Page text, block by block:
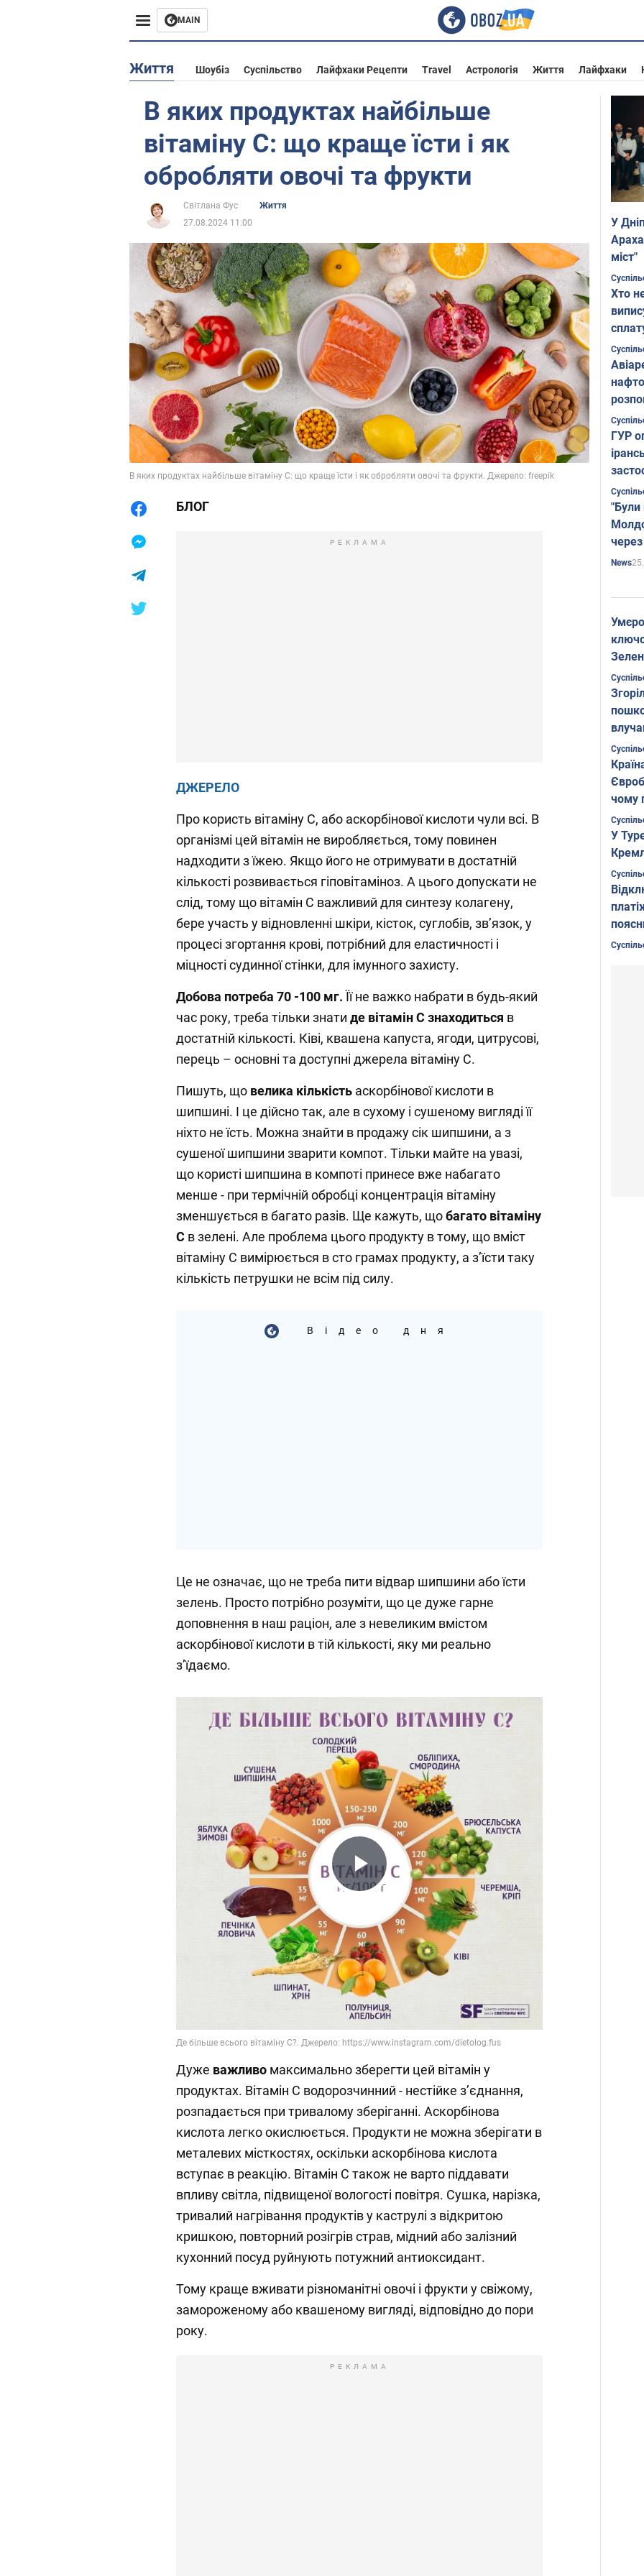
MAIN
Азія
Африка
Життя
Життя Шоубіз Суспільство Лайфхаки Рецепти Travel Астрологія Життя Лайфхаки
В яких продуктах найбільше
вітаміну С: що краще їсти і як
обробляти овочі та фрукти
Світлана Фус
Життя
27.08.2024 11:00
В яких продуктах найбільше вітаміну С: що краще їсти і як обробляти овочі та фрукти. Джерело: freepik
БЛОГ
РЕКЛАМА
ДЖЕРЕЛО
Про користь вітаміну С, або аскорбінової кислоти чули всі. В
організмі цей вітамін не виробляється, тому повинен
надходити з їжею. Якщо його не отримувати в достатній
кількості розвивається гіповітаміноз. А цього допускати не
слід, тому що вітамін С важливий для синтезу колагену,
бере участь у відновленні шкіри, кісток, суглобів, зв’язок, у
процесі згортання крові, потрібний для еластичності і
міцності судинної стінки, для імунного захисту.
Добова потреба 70 -100 мг. Її не важко набрати в будь-який
час року, треба тільки знати де вітамін С знаходиться в
достатній кількості. Ківі, квашена капуста, ягоди, цитрусові,
перець – основні та доступні джерела вітаміну С.
Пишуть, що велика кількість аскорбінової кислоти в
шипшині. І це дійсно так, але в сухому і сушеному вигляді її
ніхто не їсть. Можна знайти в продажу сік шипшини, а з
сушеної шипшини зварити компот. Тільки майте на увазі,
що користі шипшина в компоті принесе вже набагато
менше - при термічній обробці концентрація вітаміну
зменшується в багато разів. Ще кажуть, щобагато вітаміну
С в зелені. Але проблема цього продукту в тому, що вміст
вітаміну С вимірюється в сто грамах продукту, а з’їсти таку
кількість петрушки не всім під силу.
Відео дня
Це не означає, що не треба пити відвар шипшини або їсти
зелень. Просто потрібно розуміти, що це дуже гарне
доповнення в наш раціон, але з невеликим вмістом
аскорбінової кислоти в тій кількості, яку ми реально
з’їдаємо.
Play
Video
Дуже важливо максимально зберегти цей вітамін у
продуктах. Вітамін C водорозчинний - нестійке з’єднання,
розпадається при тривалому зберіганні. Аскорбінова
кислота легко окислюється. Продукти не можна зберігати в
металевих місткостях, оскільки аскорбінова кислота
вступає в реакцію. Вітамін C також не варто піддавати
впливу світла, підвищеної вологості повітря. Сушка, нарізка,
тривалий нагрівання продуктів у каструлі з відкритою
кришкою, повторний розігрів страв, мідний або залізний
кухонний посуд руйнують потужний антиоксидант.
Тому краще вживати різноманітні овочі і фрукти у свіжому,
замороженому або квашеному вигляді, відповідно до пори
року.
РЕКЛАМА
У
міст"
Хто
ГУР
"Були
News
Фото
чому
У